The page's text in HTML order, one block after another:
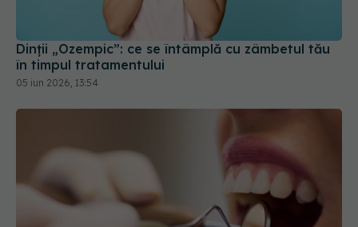
Dinții „Ozempic”: ce se întâmplă cu zâmbetul tău
în timpul tratamentului
05 iun 2026, 13:54